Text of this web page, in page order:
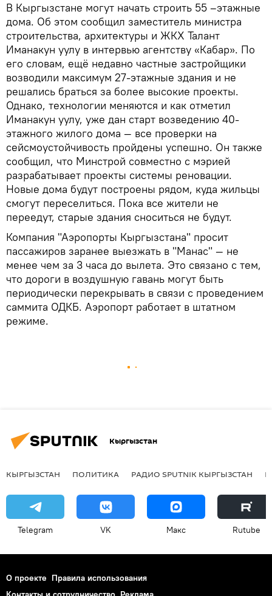
В Кыргызстане могут начать строить 55 –этажные
дома. Об этом сообщил заместитель министра
строительства, архитектуры и ЖКХ Талант
Иманакун уулу в интервью агентству «Кабар». По
его словам, ещё недавно частные застройщики
возводили максимум 27-этажные здания и не
решались браться за более высокие проекты.
Однако, технологии меняются и как отметил
Иманакун уулу, уже дан старт возведению 40-
этажного жилого дома — все проверки на
сейсмоустойчивость пройдены успешно. Он также
сообщил, что Минстрой совместно с мэрией
разрабатывает проекты системы реновации.
Новые дома будут построены рядом, куда жильцы
смогут переселиться. Пока все жители не
переедут, старые здания сноситься не будут.
Компания "Аэропорты Кыргызстана" просит
пассажиров заранее выезжать в "Манас" — не
менее чем за 3 часа до вылета. Это связано с тем,
что дороги в воздушную гавань могут быть
периодически перекрывать в связи с проведением
саммита ОДКБ. Аэропорт работает в штатном
режиме.
Кыргызстан
КЫРГЫЗСТАН ПОЛИТИКА РАДИО SPUTNIK КЫРГЫЗСТАН
Telegram VK Макс Rutube
О проекте Правила использования